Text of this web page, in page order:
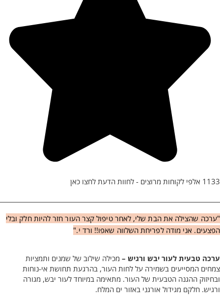
1133 אלפי לקוחות מרוצים - לחוות הדעת לחצו כאן
"ערכה שהצילה את הבת שלי, לאחר טיפול קצר העור חזר להיות חלק ובלי
הפצעים. אני מודה לפריחת השלווה שאפו!! ורד י."
ערכה טבעית לעור יבש ורגיש – מכילה שילוב של שמנים ותמציות
צמחים המסייעים בשמירה על לחות העור, בהרגעת תחושת אי-נוחות
ובחיזוק ההגנה הטבעית של העור. מתאימה במיוחד לעור יבש, מגורה
ורגיש. חלקם מגידול אורגני באזור ים המלח.